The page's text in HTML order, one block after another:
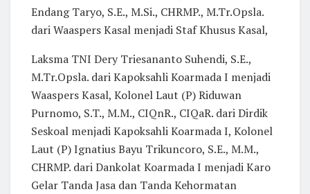
Endang Taryo, S.E., M.Si., CHRMP., M.Tr.Opsla.
dari Waaspers Kasal menjadi Staf Khusus Kasal,
Laksma TNI Dery Triesananto Suhendi, S.E.,
M.Tr.Opsla. dari Kapoksahli Koarmada I menjadi
Waaspers Kasal, Kolonel Laut (P) Riduwan
Purnomo, S.T., M.M., CIQnR., CIQaR. dari Dirdik
Seskoal menjadi Kapoksahli Koarmada I, Kolonel
Laut (P) Ignatius Bayu Trikuncoro, S.E., M.M.,
CHRMP. dari Dankolat Koarmada I menjadi Karo
Gelar Tanda Jasa dan Tanda Kehormatan